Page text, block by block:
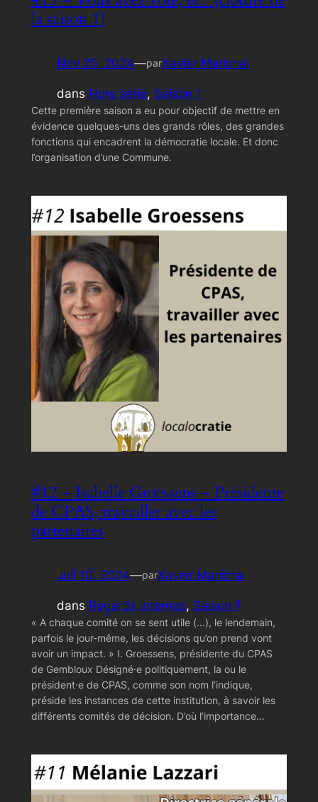
la saison 1)
Nov 25, 2024—parXavier Marichal
dans Hors série, Saison 1
Cette première saison a eu pour objectif de mettre en
évidence quelques-uns des grands rôles, des grandes
fonctions qui encadrent la démocratie locale. Et donc
l’organisation d’une Commune.
#12 – Isabelle Groessens – Présidente
de CPAS, travailler avec les
partenaires
Juil 10, 2024—parXavier Marichal
dans Regards internes, Saison 1
« A chaque comité on se sent utile (…), le lendemain,
parfois le jour-même, les décisions qu’on prend vont
avoir un impact. » I. Groessens, présidente du CPAS
de Gembloux Désigné·e politiquement, la ou le
président·e de CPAS, comme son nom l’indique,
préside les instances de cette institution, à savoir les
différents comités de décision. D’où l’importance…